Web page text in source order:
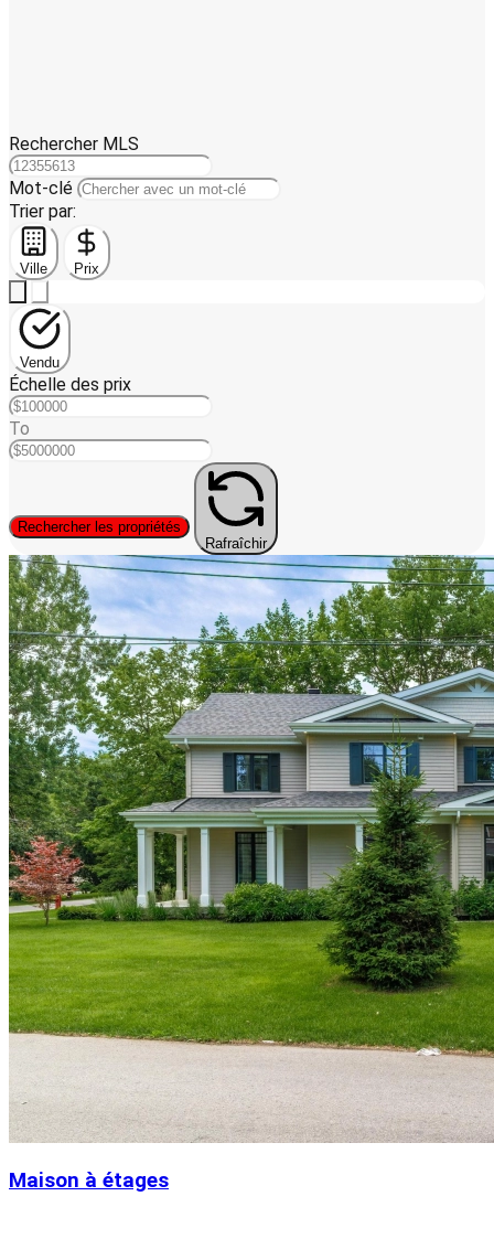
Rechercher MLS
Mot-clé
Trier par:
Ville Prix
Vendu
Échelle des prix
To
Rechercher les propriétés
Rafraîchir
Maison à étages